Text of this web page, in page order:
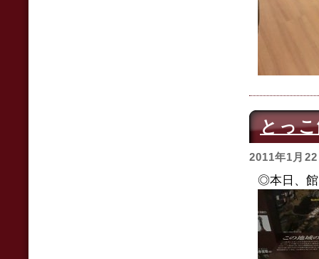
とっ
2011年1月
◎本日、館